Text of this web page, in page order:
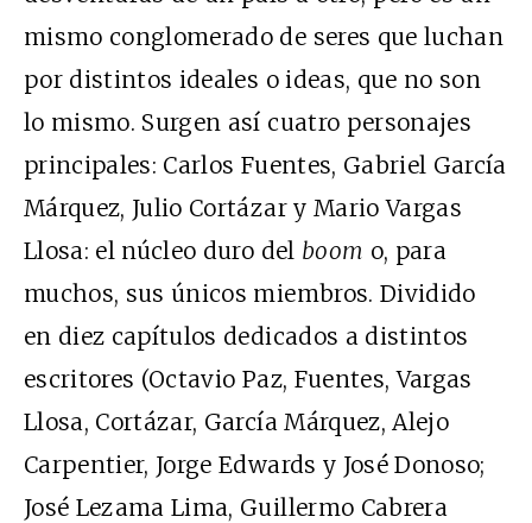
mismo conglomerado de seres que luchan
por distintos ideales o ideas, que no son
lo mismo. Surgen así cuatro personajes
principales: Carlos Fuentes, Gabriel García
Márquez, Julio Cortázar y Mario Vargas
Llosa: el núcleo duro del boom o, para
muchos, sus únicos miembros. Dividido
en diez capítulos dedicados a distintos
escritores (Octavio Paz, Fuentes, Vargas
Llosa, Cortázar, García Márquez, Alejo
Carpentier, Jorge Edwards y José Donoso;
José Lezama Lima, Guillermo Cabrera